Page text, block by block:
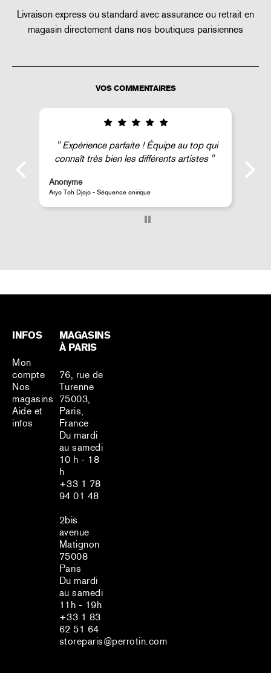
Livraison express ou standard avec assurance ou retrait en
magasin directement dans nos boutiques parisiennes
VOS COMMENTAIRES
Expérience parfaite ! Équipe au top qui
connaît très bien les différents artistes
Anonyme
Aryo Toh Djojo - Séquence onirique
INFOS
Mon
compte
Nos
magasins
Aide et
infos
MAGASINS
À PARIS
76, rue de
Turenne
75003,
Paris,
France
Du mardi
au samedi
10 h - 18
h
+33 1 78
94 01 48
2bis
avenue
Matignon
75008
Paris
Du mardi
au samedi
11h - 19h
+33 1 83
62 51 64
storeparis@perrotin.com